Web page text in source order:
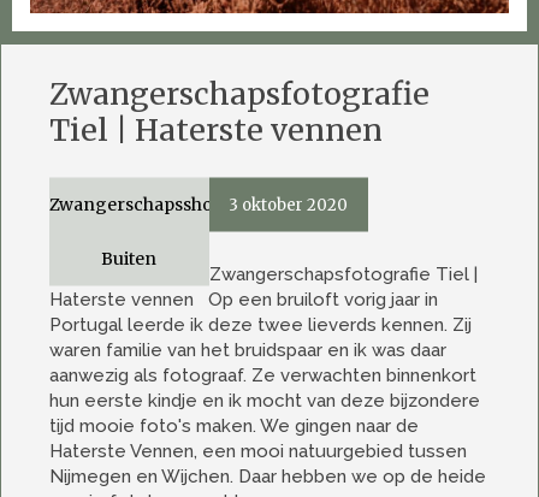
Zwangerschapsfotografie
Tiel | Haterste vennen
3 oktober 2020
Zwangerschapsshoot
Buiten
Zwangerschapsfotografie Tiel |
Haterste vennen Op een bruiloft vorig jaar in
Portugal leerde ik deze twee lieverds kennen. Zij
waren familie van het bruidspaar en ik was daar
aanwezig als fotograaf. Ze verwachten binnenkort
hun eerste kindje en ik mocht van deze bijzondere
tijd mooie foto's maken. We gingen naar de
Haterste Vennen, een mooi natuurgebied tussen
Nijmegen en Wijchen. Daar hebben we op de heide